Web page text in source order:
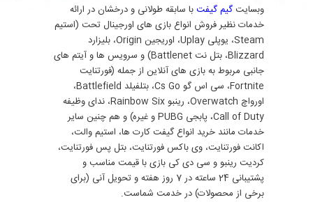
وبسایت گیم گیفتبا سابقه طولانی و درخشان در ارائه
خدمات نظیر فروش انواع بازی های اورجینال تحت (استیم
Steam، یوپلی Uplay، اوریجین Origin، بلیزارد
Blizzard، بتل نت Battlenet) و سرویس ها و آیتم های
جانبی مربوط به بازی های آنلاین از جمله (فورتنایت
Fortnite، سی اس گو Cs Go، بتلفیلد Battlefield،
اورواچ Overwatch، رینبو Rainbow Six، ندای وظیفه
Call of Duty، پابجی PUBG و غیره) و هم چنین سایر
خدمات مانند خرید انواع گیفت کارت ها، استیم والت،
اکانت فورتنایت، وی باکس فورتنایت، بتل پس فورتنایت،
کردیت رینبو و سی دی کی بازی با قیمت مناسب و
پشتیبانی 24 ساعته در 7 روز هفته و تحویل آنی (برای
برخی از محصولات) در خدمت شماست.